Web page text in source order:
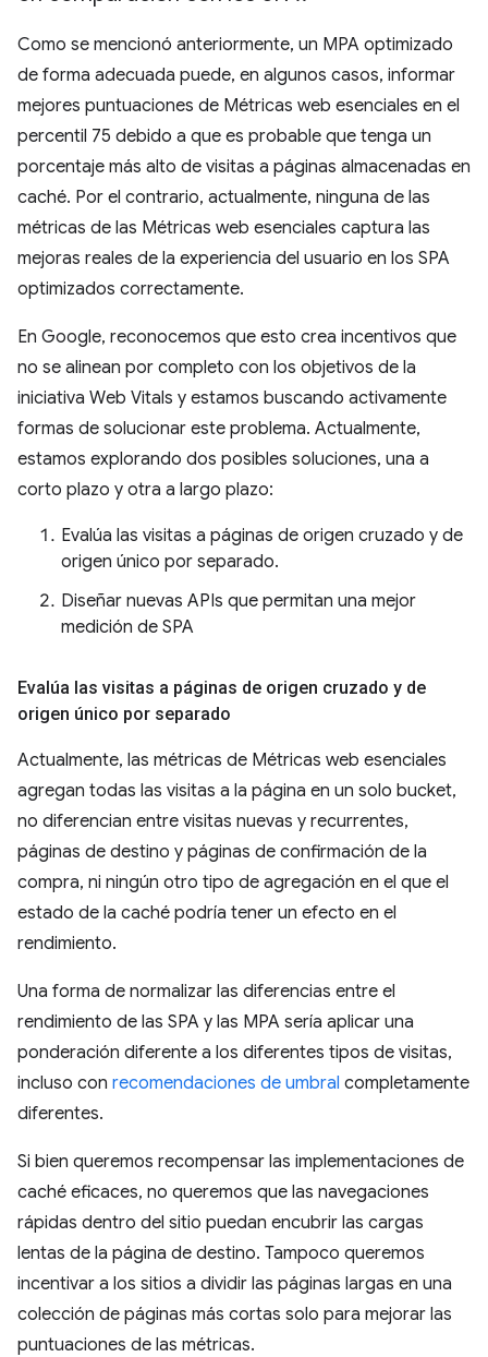
Como se mencionó anteriormente, un MPA optimizado
de forma adecuada puede, en algunos casos, informar
mejores puntuaciones de Métricas web esenciales en el
percentil 75 debido a que es probable que tenga un
porcentaje más alto de visitas a páginas almacenadas en
caché. Por el contrario, actualmente, ninguna de las
métricas de las Métricas web esenciales captura las
mejoras reales de la experiencia del usuario en los SPA
optimizados correctamente.
En Google, reconocemos que esto crea incentivos que
no se alinean por completo con los objetivos de la
iniciativa Web Vitals y estamos buscando activamente
formas de solucionar este problema. Actualmente,
estamos explorando dos posibles soluciones, una a
corto plazo y otra a largo plazo:
Evalúa las visitas a páginas de origen cruzado y de
origen único por separado.
Diseñar nuevas APIs que permitan una mejor
medición de SPA
Evalúa las visitas a páginas de origen cruzado y de
origen único por separado
Actualmente, las métricas de Métricas web esenciales
agregan todas las visitas a la página en un solo bucket,
no diferencian entre visitas nuevas y recurrentes,
páginas de destino y páginas de confirmación de la
compra, ni ningún otro tipo de agregación en el que el
estado de la caché podría tener un efecto en el
rendimiento.
Una forma de normalizar las diferencias entre el
rendimiento de las SPA y las MPA sería aplicar una
ponderación diferente a los diferentes tipos de visitas,
incluso con recomendaciones de umbral completamente
diferentes.
Si bien queremos recompensar las implementaciones de
caché eficaces, no queremos que las navegaciones
rápidas dentro del sitio puedan encubrir las cargas
lentas de la página de destino. Tampoco queremos
incentivar a los sitios a dividir las páginas largas en una
colección de páginas más cortas solo para mejorar las
puntuaciones de las métricas.